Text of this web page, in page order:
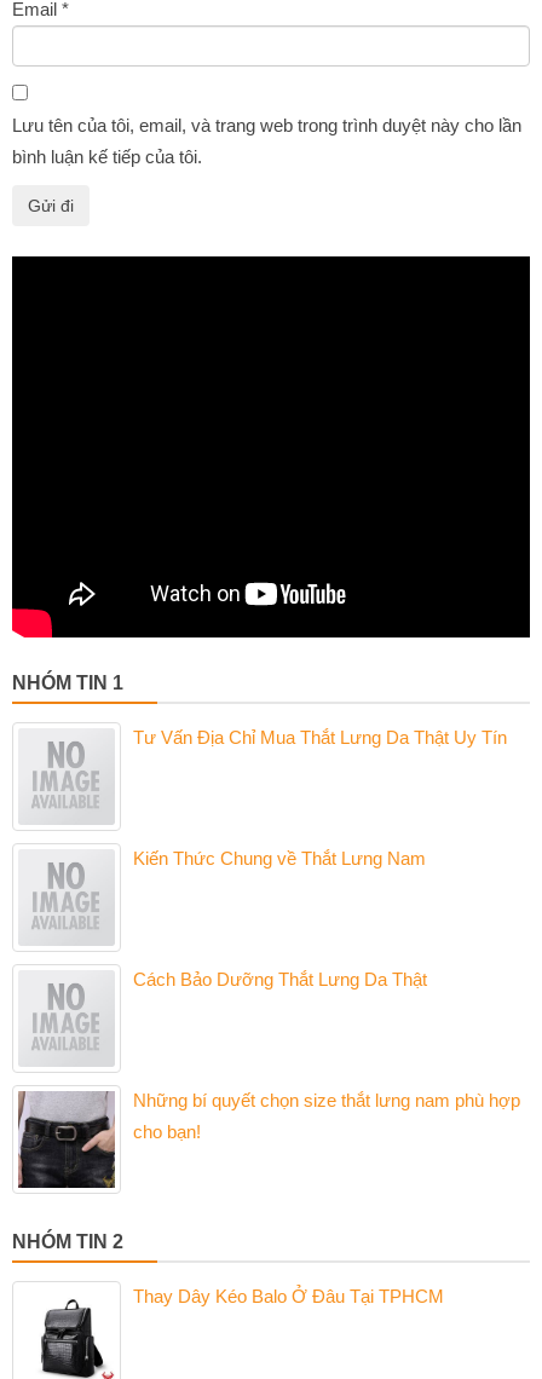
Email *
Lưu tên của tôi, email, và trang web trong trình duyệt này cho lần
bình luận kế tiếp của tôi.
NHÓM TIN 1
Tư Vấn Địa Chỉ Mua Thắt Lưng Da Thật Uy Tín
Kiến Thức Chung về Thắt Lưng Nam
Cách Bảo Dưỡng Thắt Lưng Da Thật
Những bí quyết chọn size thắt lưng nam phù hợp
cho bạn!
NHÓM TIN 2
Thay Dây Kéo Balo Ở Đâu Tại TPHCM